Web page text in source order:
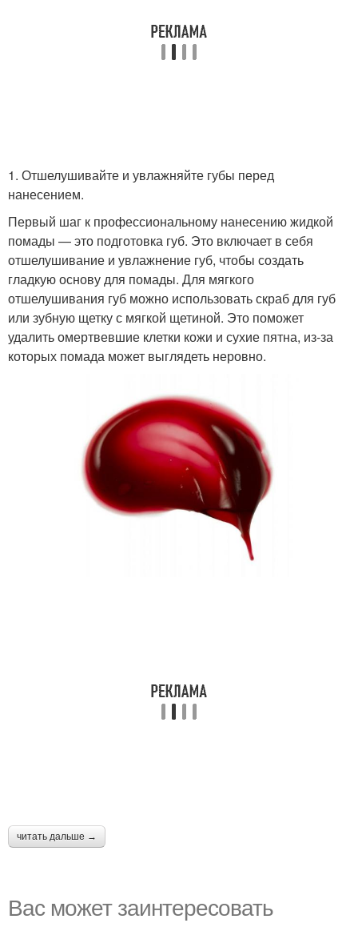
1. Отшелушивайте и увлажняйте губы перед
нанесением.
Первый шаг к профессиональному нанесению жидкой
помады — это подготовка губ. Это включает в себя
отшелушивание и увлажнение губ, чтобы создать
гладкую основу для помады. Для мягкого
отшелушивания губ можно использовать скраб для губ
или зубную щетку с мягкой щетиной. Это поможет
удалить омертвевшие клетки кожи и сухие пятна, из-за
которых помада может выглядеть неровно.
читать дальше →
Вас может заинтересовать